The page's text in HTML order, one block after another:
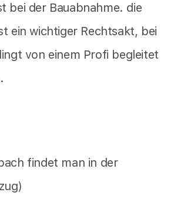
bei der Bauabnahme. die
ein wichtiger Rechtsakt, bei
von einem Profi begleitet
findet man in der